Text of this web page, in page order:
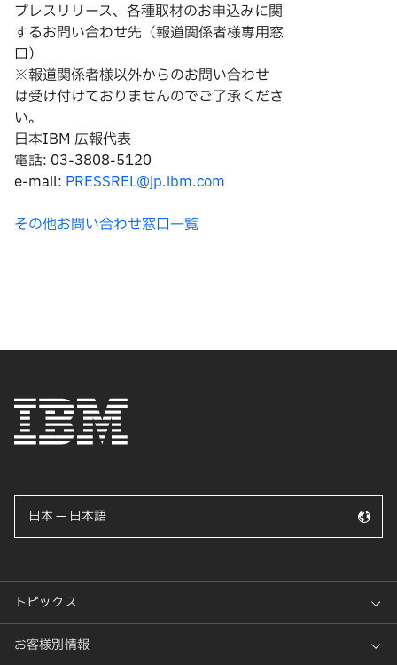
プレスリリース、各種取材のお申込みに関
するお問い合わせ先（報道関係者様専用窓
口）
※報道関係者様以外からのお問い合わせ
は受け付けておりませんのでご了承くださ
い。
日本IBM 広報代表
電話: 03-3808-5120
e-mail: PRESSREL@jp.ibm.com
その他お問い合わせ窓口一覧
日本 — 日本語